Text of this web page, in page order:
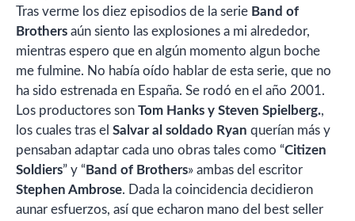
Tras verme los diez episodios de la serie Band of
Brothers aún siento las explosiones a mi alrededor,
mientras espero que en algún momento algun boche
me fulmine. No había oído hablar de esta serie, que no
ha sido estrenada en España. Se rodó en el año 2001.
Los productores son Tom Hanks y Steven Spielberg.,
los cuales tras el Salvar al soldado Ryan querían más y
pensaban adaptar cada uno obras tales como “Citizen
Soldiers” y “ Band of Brothers» ambas del escritor
Stephen Ambrose. Dada la coincidencia decidieron
aunar esfuerzos, así que echaron mano del best seller